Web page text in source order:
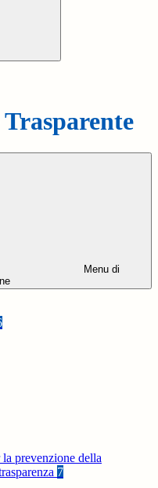
Menu di
prevenzione della
7